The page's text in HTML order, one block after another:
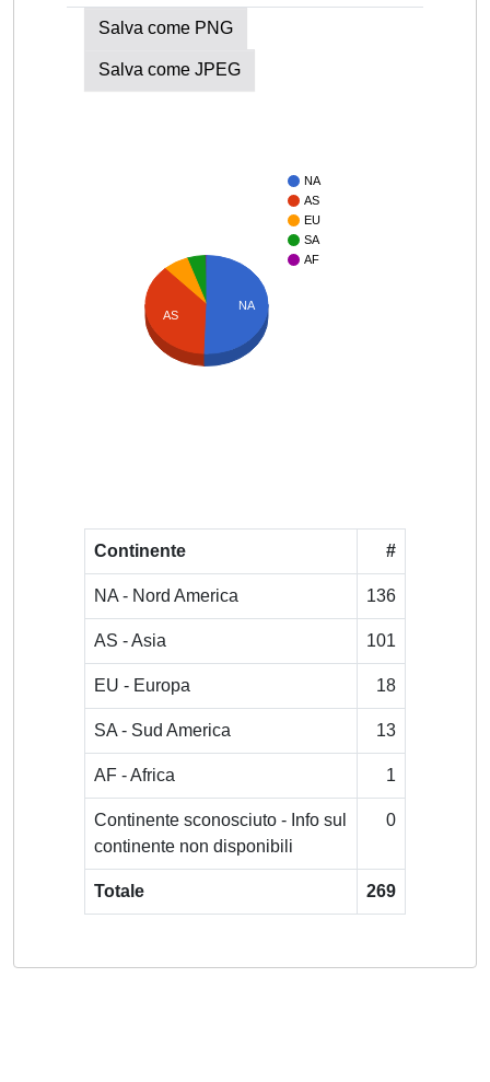
Salva come PNG
Salva come JPEG
NA
AS
EU
SA
AF
AS
NA
Continente #
NA - Nord America 136
AS - Asia 101
EU - Europa 18
SA - Sud America 13
AF - Africa 1
Continente sconosciuto - Info sul
continente non disponibili
0
Totale 269